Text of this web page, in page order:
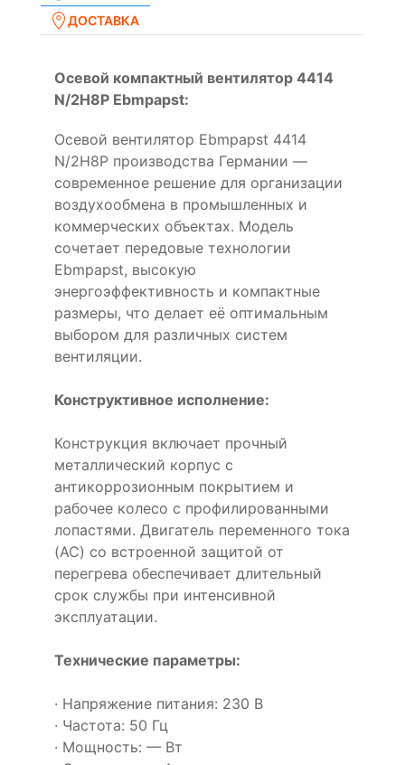
ДОСТАВКА
Осевой компактный вентилятор 4414
N/2H8P Ebmpapst:
Осевой вентилятор Ebmpapst 4414
N/2H8P производства Германии —
современное решение для организации
воздухообмена в промышленных и
коммерческих объектах. Модель
сочетает передовые технологии
Ebmpapst, высокую
энергоэффективность и компактные
размеры, что делает её оптимальным
выбором для различных систем
вентиляции.
Конструктивное исполнение:
Конструкция включает прочный
металлический корпус с
антикоррозионным покрытием и
рабочее колесо с профилированными
лопастями. Двигатель переменного тока
(AC) со встроенной защитой от
перегрева обеспечивает длительный
срок службы при интенсивной
эксплуатации.
Технические параметры:
· Напряжение питания: 230 В
· Частота: 50 Гц
· Мощность: — Вт